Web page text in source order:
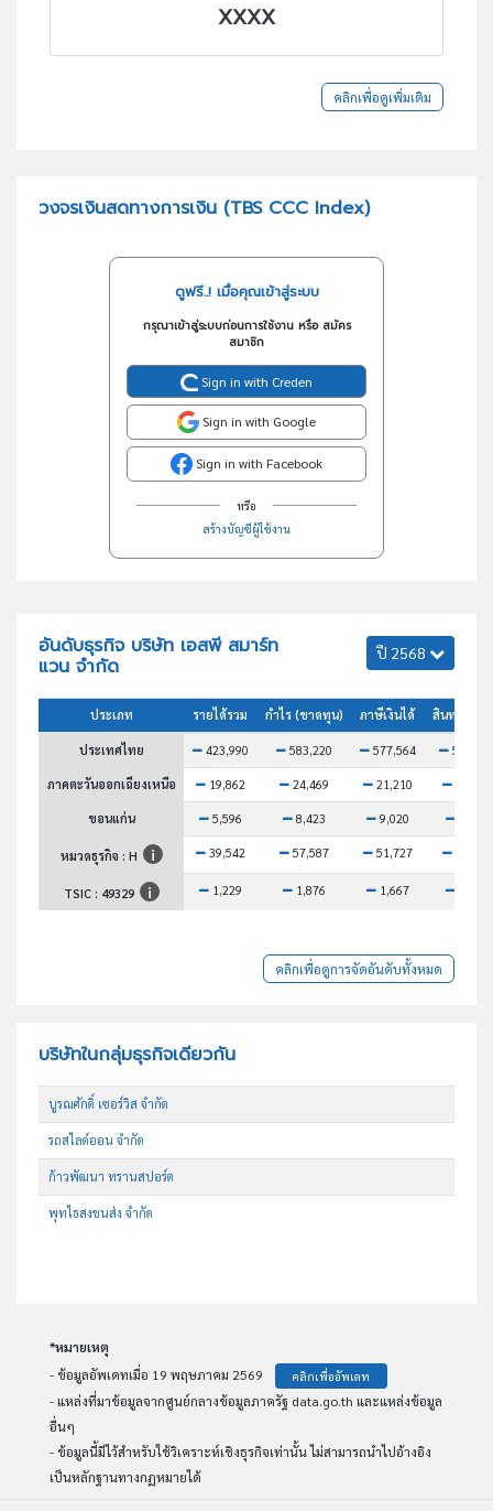
XXXX
คลิกเพื่อดูเพิ่มเติม
วงจรเงินสดทางการเงิน (TBS CCC Index)
ดูฟรี..! เมื่อคุณเข้าสู่ระบบ
กรุณาเข้าสู่ระบบก่อนการใช้งาน หรือ สมัคร
สมาชิก
Sign in with Creden
Sign in with Google
Sign in with Facebook
หรือ
สร้างบัญชีผู้ใช้งาน
อันดับธุรกิจ บริษัท เอสพี สมาร์ท
แวน จำกัด
ปี 2568
ประเภท รายได้รวม กำไร (ขาดทุน) ภาษีเงินได้ สินทรัพย์ร
ประเทศไทย 423,990 583,220 577,564
ภาคตะวันออกเฉียงเหนือ 19,862 24,469 21,210 24,485
ขอนแก่น 5,596 8,423 9,020
หมวดธุรกิจ : H 39,542 57,587 51,727 55,640
TSIC : 49329 1,229 1,876 1,667
คลิกเพื่อดูการจัดอันดับทั้งหมด
บริษัทในกลุ่มธุรกิจเดียวกัน
บูรณศักดิ์ เซอร์วิส จำกัด
รถสไลด์ออน จำกัด
ก้าวพัฒนา ทรานสปอร์ต
พุทไธสงขนส่ง จำกัด
*หมายเหตุ
- ข้อมูลอัพเดทเมื่อ 19 พฤษภาคม 2569
คลิกเพื่ออัพเดท
- แหล่งที่มาข้อมูลจากศูนย์กลางข้อมูลภาครัฐ data.go.th และแหล่งข้อมูล
อื่นๆ
- ข้อมูลนี้มีไว้สำหรับใช้วิเคราะห์เชิงธุรกิจเท่านั้น ไม่สามารถนำไปอ้างอิง
เป็นหลักฐานทางกฏหมายได้